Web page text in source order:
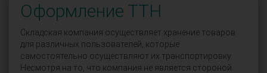
Оформление ТТН
Складская компания осуществляет хранение товаров
для различных пользователей, которые
самостоятельно осуществляют их транспортировку.
Несмотря на то, что компания не является стороной